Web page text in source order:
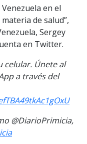
en el
de salud”,
Sergey
en Twitter.
celular. Únete al
a través del
@DiarioPrimicia,